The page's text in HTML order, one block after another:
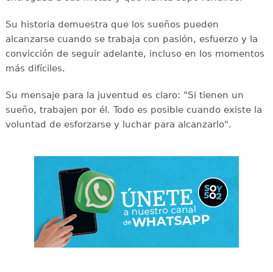
Su historia demuestra que los sueños pueden
alcanzarse cuando se trabaja con pasión, esfuerzo y la
convicción de seguir adelante, incluso en los momentos
más difíciles.
Su mensaje para la juventud es claro: "Si tienen un
sueño, trabajen por él. Todo es posible cuando existe la
voluntad de esforzarse y luchar para alcanzarlo".